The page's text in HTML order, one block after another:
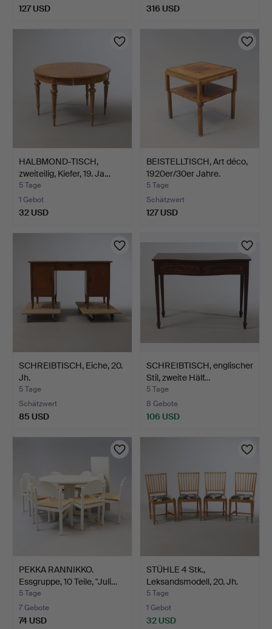
127 USD 316 USD
HALBMOND-TISCH,
zweiteilig, Kiefer, 19. Ja…
5 Tage
1 Gebot
32 USD
BEISTELLTISCH, Art déco,
1920er/30er Jahre.
5 Tage
Schätzwert
127 USD
SCHREIBTISCH, Eiche, 20.
Jh.
5 Tage
Schätzwert
85 USD
SCHREIBTISCH, englischer
Stil, zweite Hälf…
5 Tage
8 Gebote
106 USD
PEKKA RANNIKKO.
Essgruppe, 10 Teile, "Juli…
5 Tage
7 Gebote
74 USD
STÜHLE 4 Stk.,
Leksandsmodell, 20. Jh.
5 Tage
1 Gebot
32 USD